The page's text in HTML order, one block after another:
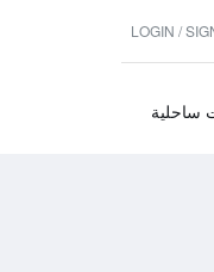
LOGIN /
ساحلية